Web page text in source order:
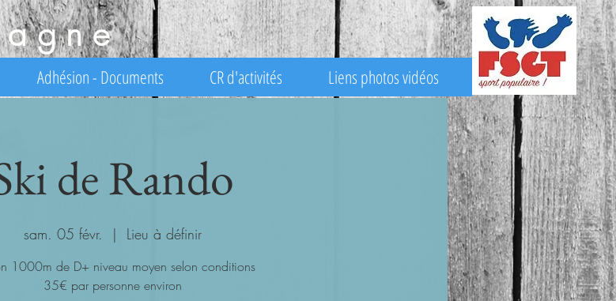
Adhésion - Documents CR d'activités Liens photos vidéos
de Rando
sam. 05 févr.
  |
Lieu à définir
1000m de D+ niveau moyen selon conditions
35€ par personne environ